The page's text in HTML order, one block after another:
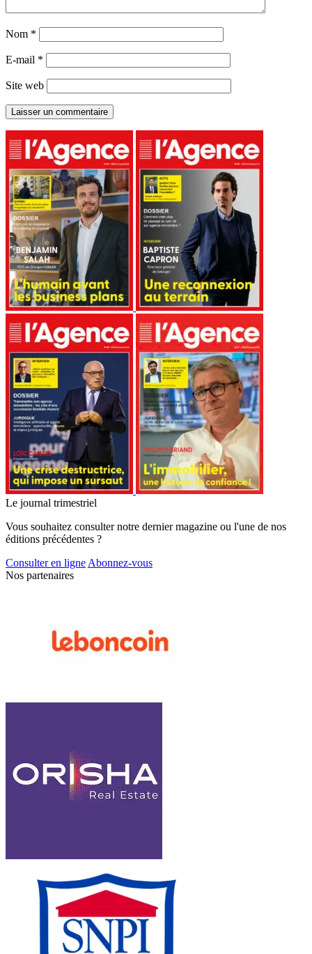
Nom *
E-mail *
Site web
Le journal trimestriel
Vous souhaitez consulter notre dernier magazine ou l'une de nos
éditions précédentes ?
Consulter en ligne Abonnez-vous
Nos partenaires